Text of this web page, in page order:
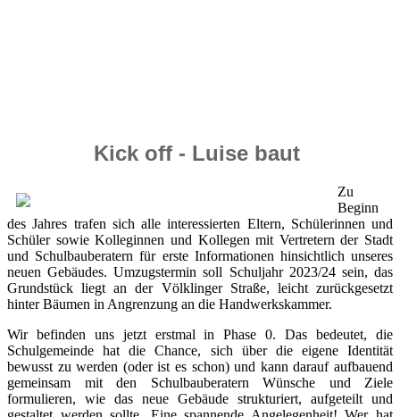
Kick off - Luise baut
Zu
Beginn
des Jahres trafen sich alle interessierten Eltern, Schülerinnen und
Schüler sowie Kolleginnen und Kollegen mit Vertretern der Stadt
und Schulbauberatern für erste Informationen hinsichtlich unseres
neuen Gebäudes. Umzugstermin soll Schuljahr 2023/24 sein, das
Grundstück liegt an der Völklinger Straße, leicht zurückgesetzt
hinter Bäumen in Angrenzung an die Handwerkskammer.
Wir befinden uns jetzt erstmal in Phase 0. Das bedeutet, die
Schulgemeinde hat die Chance, sich über die eigene Identität
bewusst zu werden (oder ist es schon) und kann darauf aufbauend
gemeinsam mit den Schulbauberatern Wünsche und Ziele
formulieren, wie das neue Gebäude strukturiert, aufgeteilt und